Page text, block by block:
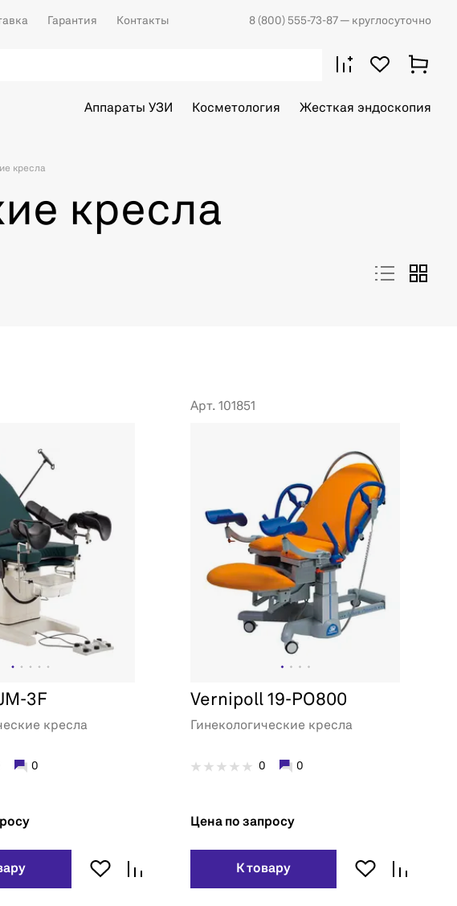
Гарантия Контакты 8 (800) 555-73-87 — круглосуточно
Аппараты УЗИ Косметология Жесткая эндоскопия
кресла
кресла
3F
кресла
0
Арт. 101851
Vernipoll 19-PO800
Гинекологические кресла
0 0
Цена по запросу
К товару